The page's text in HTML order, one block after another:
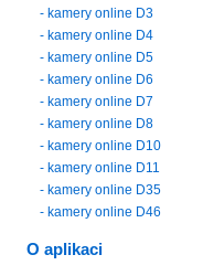
- kamery online D3
- kamery online D4
- kamery online D5
- kamery online D6
- kamery online D7
- kamery online D8
- kamery online D10
- kamery online D11
- kamery online D35
- kamery online D46
O aplikaci